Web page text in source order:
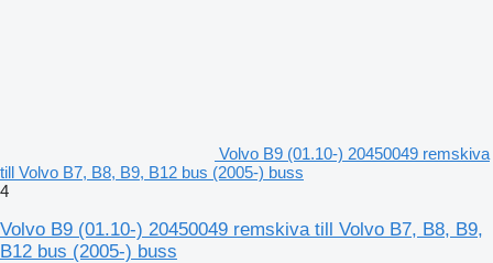
Volvo B9 (01.10-) 20450049 remskiva
till Volvo B7, B8, B9, B12 bus (2005-) buss
4
Volvo B9 (01.10-) 20450049 remskiva till Volvo B7, B8, B9,
B12 bus (2005-) buss